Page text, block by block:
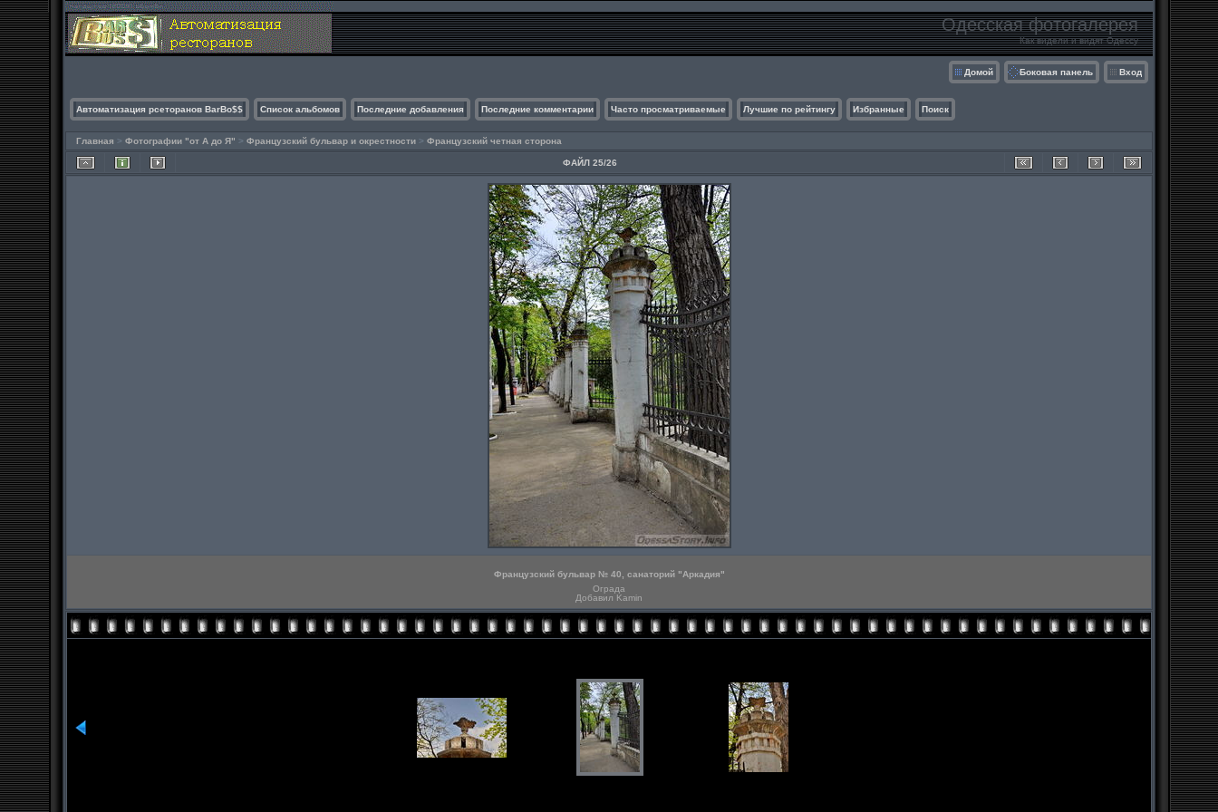
Одесская фотогалерея
Как видели и видят Одессу
Домой Боковая панель Вход
Автоматизация рсеторанов BarBo$$ Список альбомов Последние добавления Последние комментарии Часто просматриваемые Лучшие по рейтингу Избранные Поиск
Главная > Фотографии "от А до Я" > Французский бульвар и окрестности > Французский четная сторона
ФАЙЛ 25/26
Французский бульвар № 40, санаторий "Аркадия"
Ограда
Добавил Kamin